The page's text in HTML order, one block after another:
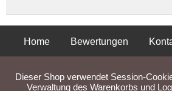
Home Bewertungen
Liefer- und
Dieser Shop verwendet Session-
Verwaltung des Warenkorbs und